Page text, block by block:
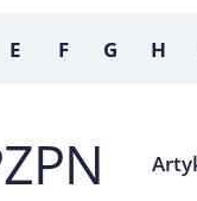
E F G H